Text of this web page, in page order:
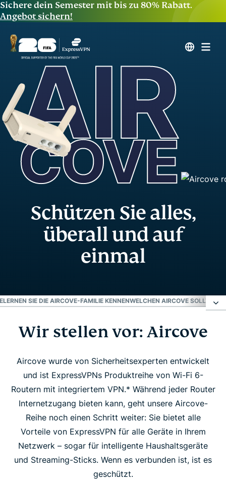
Sichere dein Semester mit bis zu 80% Rabatt.
Angebot sichern!
Schützen Sie alles,
überall und auf
einmal
LERNEN SIE DIE AIRCOVE-FAMILIE KENNENWELCHEN AIRCOVE SOLLTEN
Wir stellen vor: Aircove
Erleben Sie den Unterschied mit Aircove
Lernen Sie die Aircove-Familie kennen
Welchen Aircove sollten Sie sich anschaffen?
Nutzer sind begeistert von Aircove
Wir stellen vor: Aircove
Aircove wurde von Sicherheitsexperten entwickelt
und ist ExpressVPNs Produktreihe von Wi-Fi 6-
Routern mit integriertem VPN.* Während jeder Router
Internetzugang bieten kann, geht unsere Aircove-
Reihe noch einen Schritt weiter: Sie bietet alle
Vorteile von ExpressVPN für alle Geräte in Ihrem
Netzwerk – sogar für intelligente Haushaltsgeräte
und Streaming-Sticks. Wenn es verbunden ist, ist es
geschützt.